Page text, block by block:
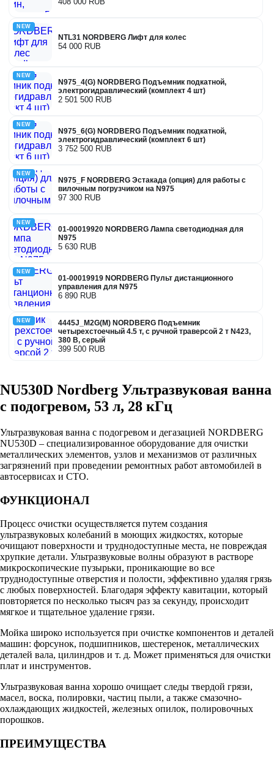
NEW
NTL31 NORDBERG Лифт для колес
54 000 RUB
NEW
N975_4(G) NORDBERG Подъемник подкатной,
электрогидравлический (комплект 4 шт)
2 501 500 RUB
NEW
N975_6(G) NORDBERG Подъемник подкатной,
электрогидравлический (комплект 6 шт)
3 752 500 RUB
NEW
N975_F NORDBERG Эстакада (опция) для работы с
вилочным погрузчиком на N975
97 300 RUB
NEW
01-00019920 NORDBERG Лампа светодиодная для
N975
5 630 RUB
NEW
01-00019919 NORDBERG Пульт дистанционного
управления для N975
6 890 RUB
NEW
4445J_M2G(M) NORDBERG Подъемник
четырехстоечный 4.5 т, с ручной траверсой 2 т N423,
380 В, серый
399 500 RUB
NU530D Nordberg Ультразвуковая ванна
с подогревом, 53 л, 28 кГц
Ультразвуковая ванна с подогревом и дегазацией NORDBERG
NU530D – специализированное оборудование для очистки
металлических элементов, узлов и механизмов от различных
загрязнений при проведении ремонтных работ автомобилей в
автосервисах и СТО.
ФУНКЦИОНАЛ
Процесс очистки осуществляется путем создания
ультразвуковых колебаний в моющих жидкостях, которые
очищают поверхности и труднодоступные места, не повреждая
хрупкие детали. Ультразвуковые волны образуют в растворе
микроскопические пузырьки, проникающие во все
труднодоступные отверстия и полости, эффективно удаляя грязь
с любых поверхностей. Благодаря эффекту кавитации, который
повторяется по несколько тысяч раз за секунду, происходит
мягкое и тщательное удаление грязи.
Мойка широко используется при очистке компонентов и деталей
машин: форсунок, подшипников, шестеренок, металлических
деталей вала, цилиндров и т. д. Может применяться для очистки
плат и инструментов.
Ультразвуковая ванна хорошо очищает следы твердой грязи,
масел, воска, полировки, частиц пыли, а также смазочно-
охлаждающих жидкостей, железных опилок, полировочных
порошков.
ПРЕИМУЩЕСТВА